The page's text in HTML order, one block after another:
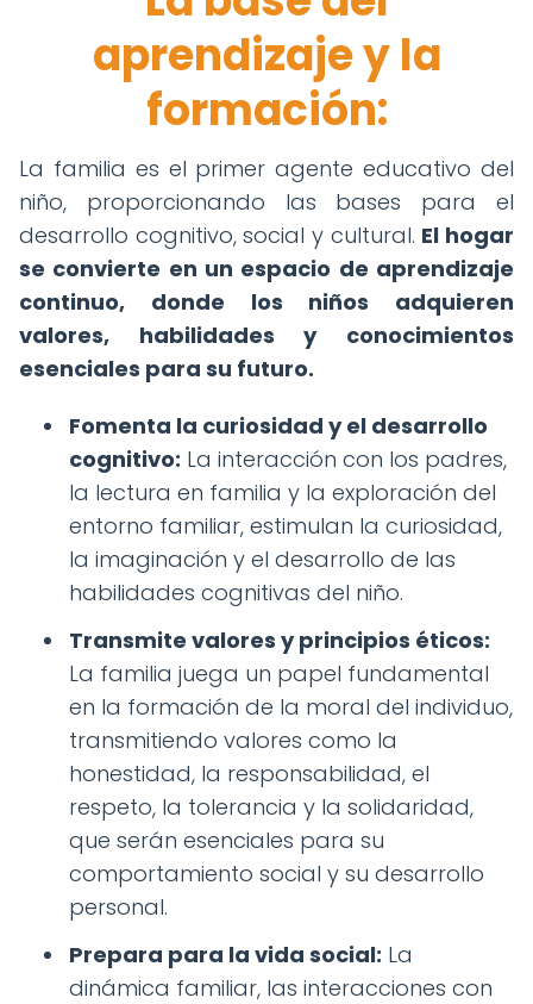
aprendizaje y la
formación:
La familia es el primer agente educativo del
niño, proporcionando las bases para el
desarrollo cognitivo, social y cultural. El hogar
se convierte en un espacio de aprendizaje
continuo, donde los niños adquieren
valores, habilidades y conocimientos
esenciales para su futuro.
Fomenta la curiosidad y el desarrollo
cognitivo: La interacción con los padres,
la lectura en familia y la exploración del
entorno familiar, estimulan la curiosidad,
la imaginación y el desarrollo de las
habilidades cognitivas del niño.
Transmite valores y principios éticos:
La familia juega un papel fundamental
en la formación de la moral del individuo,
transmitiendo valores como la
honestidad, la responsabilidad, el
respeto, la tolerancia y la solidaridad,
que serán esenciales para su
comportamiento social y su desarrollo
personal.
Prepara para la vida social: La
dinámica familiar, las interacciones con